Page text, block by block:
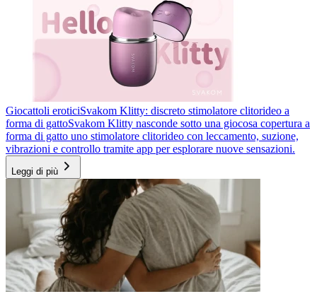
Giocattoli eroticiSvakom Klitty: discreto stimolatore clitorideo a
forma di gattoSvakom Klitty nasconde sotto una giocosa copertura a
forma di gatto uno stimolatore clitorideo con leccamento, suzione,
vibrazioni e controllo tramite app per esplorare nuove sensazioni.
Leggi di più